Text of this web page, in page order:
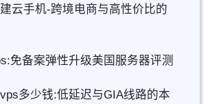
云手机-跨境电商与高性价比的
免备案弹性升级美国服务器评测
多少钱:低延迟与GIA线路的本